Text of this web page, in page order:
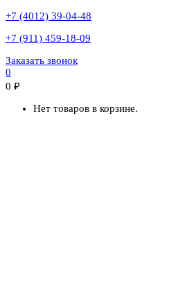
+7 (4012) 39-04-48
+7 (911) 459-18-09
Заказать звонок
0
0 ₽
Нет товаров в корзине.